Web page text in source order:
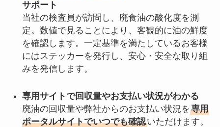
サポート
当社の検査員が訪問し、廃食油の酸化度を測
定。数値で見ることにより、客観的に油の鮮度
を確認します。一定基準を満たしているお客様
にはステッカーを発行し、安心・安全な取り組
みを発信します。
専用サイトで回収量やお支払い状況がわかる
廃油の回収量や弊社からのお支払い状況を専用
ポータルサイトでいつでも確認いただけます。